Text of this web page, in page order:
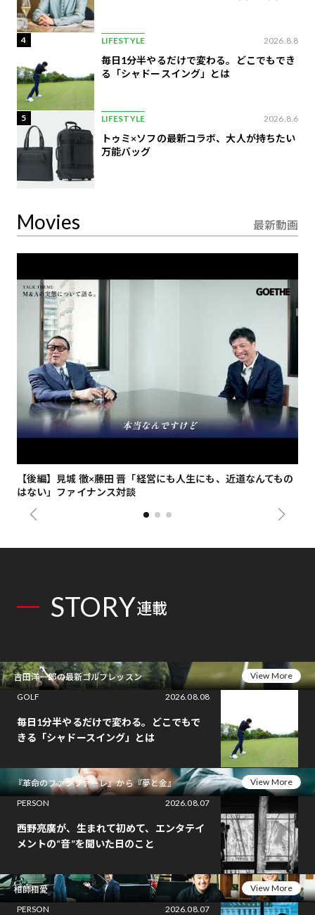
4 LIFESTYLE 2026.8.8
毎日1分半やるだけで変わる。どこでもでき
る「シャドースイング」とは
5 LIFESTYLE 2026.8.6
トゥミ×ソフの最新コラボ、大人が持ちたい
万能バッグ
Movies 最新動画
【後編】見城 徹×藤田 晋「経営にも人生にも、近道なんてもの
はない」ファイナンス対談
STORY連載
吉田洋一郎の最新ゴルフレッスン
View More
GOLF
2026.08.08
毎日1分半やるだけで変わる。どこでもで
きる「シャドースイング」とは
『革命のファンファーレ』から『夢と金』
View More
PERSON
2026.08.07
西野亮廣が、生まれて初めて、エンタテイ
メントの“音”を聞いた日のこと
相師相愛
View More
PERSON
2026.08.07